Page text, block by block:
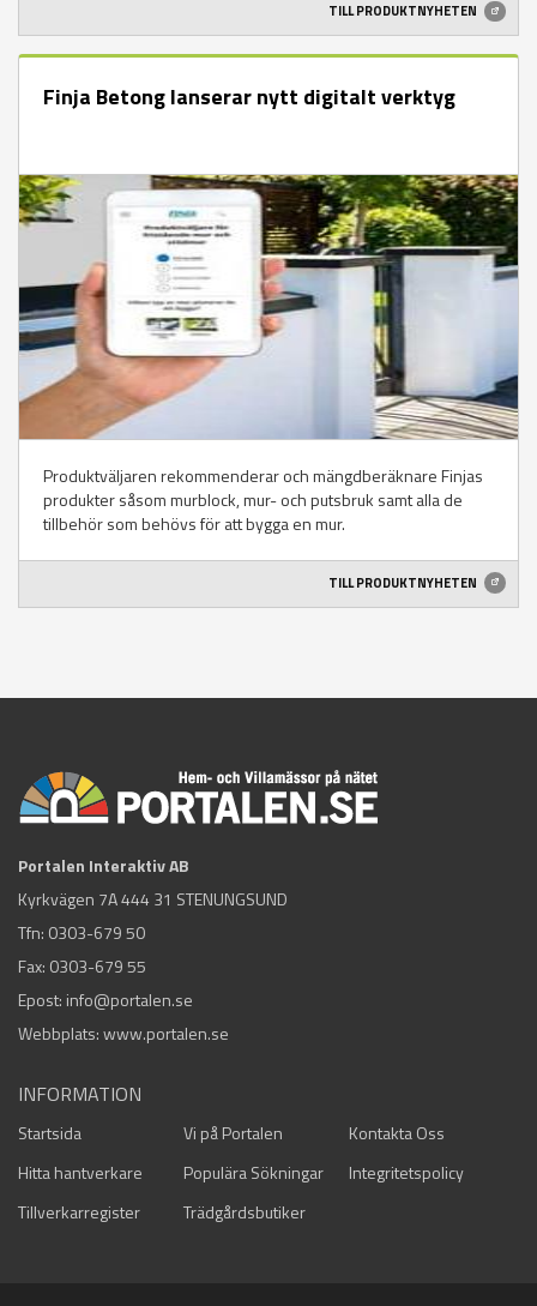
TILL PRODUKTNYHETEN
Finja Betong lanserar nytt digitalt verktyg
Produktväljaren rekommenderar och mängdberäknare Finjas
produkter såsom murblock, mur- och putsbruk samt alla de
tillbehör som behövs för att bygga en mur.
TILL PRODUKTNYHETEN
Portalen Interaktiv AB
Kyrkvägen 7A 444 31 STENUNGSUND
Tfn: 0303-679 50
Fax: 0303-679 55
Epost: info@portalen.se
Webbplats: www.portalen.se
INFORMATION
Startsida Vi på Portalen
Kontakta Oss
Hitta hantverkare
Populära Sökningar
Integritetspolicy
Tillverkarregister
Trädgårdsbutiker